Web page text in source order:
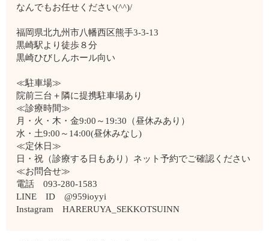
なんでもお任せください(^^)/
福岡県北九州市八幡西区熊手3-3-13
黒崎駅より徒歩８分
黒崎ひびしんホール向い
≪駐車場≫
院前三台＋隣に提携駐車場あり
≪診療時間≫
月・火・木・金9:00～19:30（昼休みあり）
水・土9:00～14:00(昼休みなし)
≪定休日≫
日・祝（診療する日もあり）ネット予約でご確認ください
≪お問合せ≫
電話 093-280-1583
LINE ID @959ioyyi
Instagram HARERUYA_SEKKOTSUINN